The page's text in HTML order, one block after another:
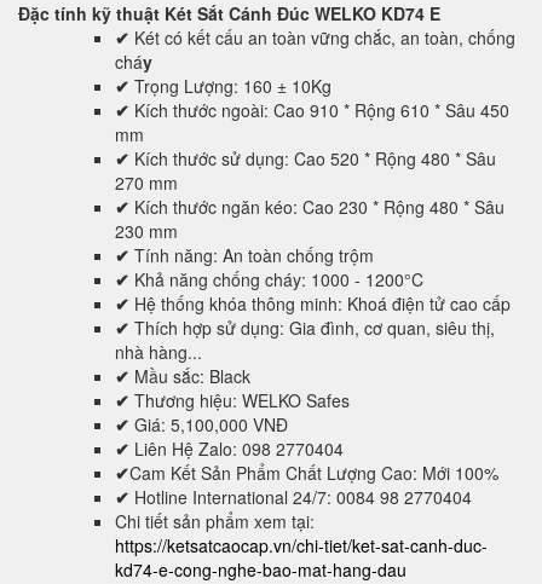
Đặc tính kỹ thuật Két Sắt Cánh Đúc WELKO KD74 E
✔ Két có kết cấu an toàn vững chắc, an toàn, chống
cháy
✔ Trọng Lượng: 160 ± 10Kg
✔ Kích thước ngoài: Cao 910 * Rộng 610 * Sâu 450
mm
✔ Kích thước sử dụng: Cao 520 * Rộng 480 * Sâu
270 mm
✔ Kích thước ngăn kéo: Cao 230 * Rộng 480 * Sâu
230 mm
✔ Tính năng: An toàn chống trộm
✔ Khả năng chống cháy: 1000 - 1200°C
✔ Hệ thống khóa thông minh: Khoá điện tử cao cấp
✔ Thích hợp sử dụng: Gia đình, cơ quan, siêu thị,
nhà hàng...
✔ Mầu sắc: Black
✔ Thương hiệu: WELKO Safes
✔ Giá: 5,100,000 VNĐ
✔ Liên Hệ Zalo: 098 2770404
✔Cam Kết Sản Phẩm Chất Lượng Cao: Mới 100%
✔ Hotline International 24/7: 0084 98 2770404
Chi tiết sản phẩm xem tại:
https://ketsatcaocap.vn/chi-tiet/ket-sat-canh-duc-
kd74-e-cong-nghe-bao-mat-hang-dau